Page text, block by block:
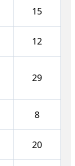
15
12
29
8
20